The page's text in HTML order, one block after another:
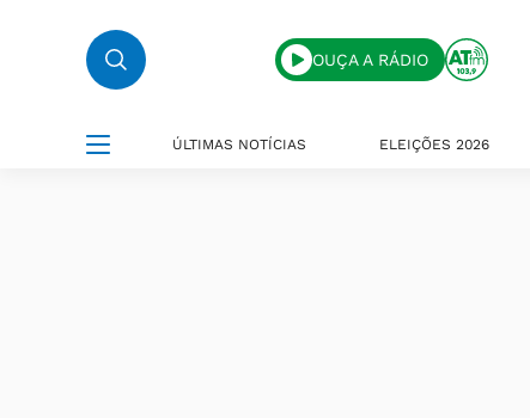
OUÇA A RÁDIO
ÚLTIMAS NOTÍCIAS ELEIÇÕES 2026